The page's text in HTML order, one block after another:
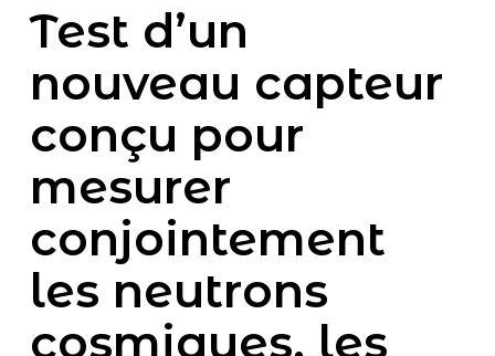
Test d’un
nouveau capteur
conçu pour
mesurer
conjointement
les neutrons
cosmiques, les